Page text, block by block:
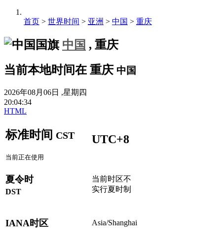
首页 > 世界时间 > 亚洲 > 中国 > 重庆
中国 , 重庆
当前本地时间在 重庆 中国
2026年08月06日 ,星期四
20:04:34
HTML
标准时间 CST
当前正在使用
UTC+8
夏令时
DST
当前时区不
实行夏时制
IANA时区 Asia/Shanghai